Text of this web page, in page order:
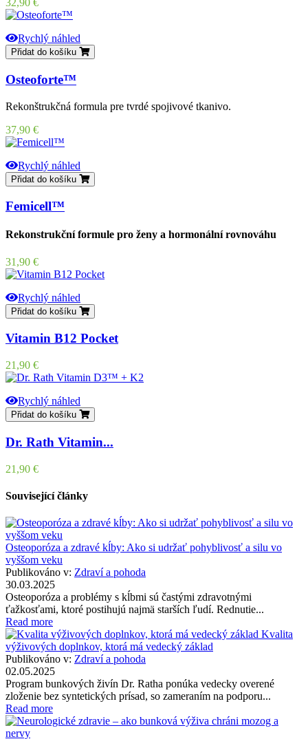
32,90 €
Rychlý náhled
Přidat do košíku
Osteoforte™
Rekonštrukčná formula pre tvrdé spojivové tkanivo.
Cena
37,90 €
Rychlý náhled
Přidat do košíku
Femicell™
Rekonstrukční formule pro ženy a hormonální rovnováhu
Cena
31,90 €
Rychlý náhled
Přidat do košíku
Vitamin B12 Pocket
Cena
21,90 €
Rychlý náhled
Přidat do košíku
Dr. Rath Vitamin...
Cena
21,90 €
Související články
Osteoporóza a zdravé kĺby: Ako si udržať pohyblivosť a silu vo
vyššom veku
Publikováno v: Zdraví a pohoda
30.03.2025
Osteoporóza a problémy s kĺbmi sú častými zdravotnými
ťažkosťami, ktoré postihujú najmä starších ľudí. Rednutie...
Read more
Kvalita
výživových doplnkov, ktorá má vedecký základ
Publikováno v: Zdraví a pohoda
02.05.2025
Program bunkových živín Dr. Ratha ponúka vedecky overené
zloženie bez syntetických prísad, so zameraním na podporu...
Read more